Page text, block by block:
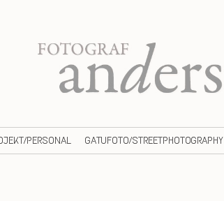
PERSONAL GATUFOTO/STREETPHOTOGRAPHY